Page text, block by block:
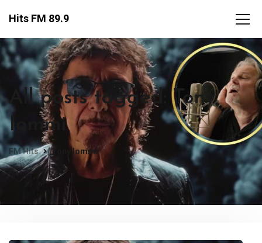
Hits FM 89.9
All posts tagged: Tony
Iommi
FM Hits Tony Iommi